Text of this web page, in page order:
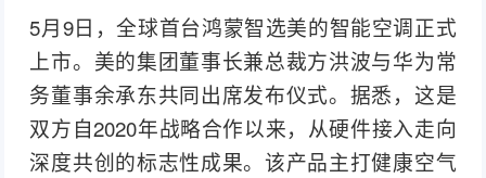
5月9日，全球首台鸿蒙智选美的智能空调正式
上市。美的集团董事长兼总裁方洪波与华为常
务董事余承东共同出席发布仪式。据悉，这是
双方自2020年战略合作以来，从硬件接入走向
深度共创的标志性成果。该产品主打健康空气